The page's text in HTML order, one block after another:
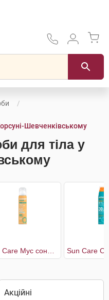
Шевченківському
для тіла у